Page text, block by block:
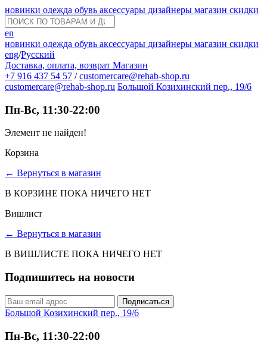
новинки одежда обувь аксессуары дизайнеры магазин скидки
en
новинки одежда обувь аксессуары дизайнеры магазин скидки
eng/Русский
Доставка, оплата, возврат Магазин
+7 916 437 54 57 / customercare@rehab-shop.ru
customercare@rehab-shop.ru Большой Козихинский пер., 19/6
Пн-Вс, 11:30-22:00
Элемент не найден!
Корзина
← Вернуться в магазин
В КОРЗИНЕ ПОКА НИЧЕГО НЕТ
Вишлист
← Вернуться в магазин
В ВИШЛИСТЕ ПОКА НИЧЕГО НЕТ
Подпишитесь на новости
Подписаться
Большой Козихинский пер., 19/6
Пн-Вс, 11:30-22:00